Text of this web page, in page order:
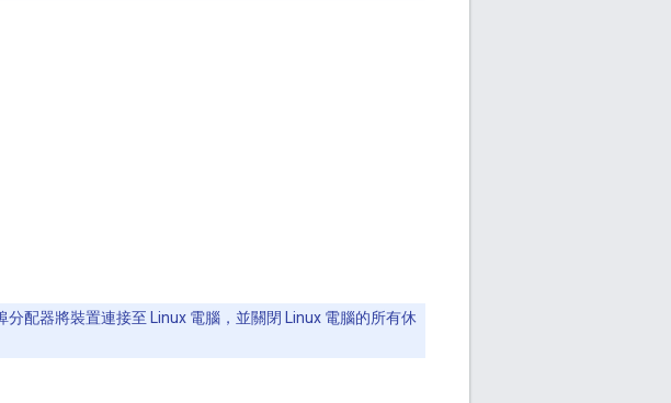
配器將裝置連接至 Linux 電腦，並關閉 Linux 電腦的所有休